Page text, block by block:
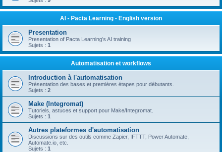
AI - Pacta Learning - English version
Presentation
Presentation of Pacta Learning’s AI training
Sujets : 1
Automatisation et workflows
Introduction à l'automatisation
Présentation des bases et premières étapes pour débutants.
Sujets : 2
Make (Integromat)
Tutoriels, astuces et support pour Make/Integromat.
Sujets : 1
Autres plateformes d'automatisation
Discussions sur des outils comme Zapier, IFTTT, Power Automate,
Automate.io, etc.
Sujets : 1